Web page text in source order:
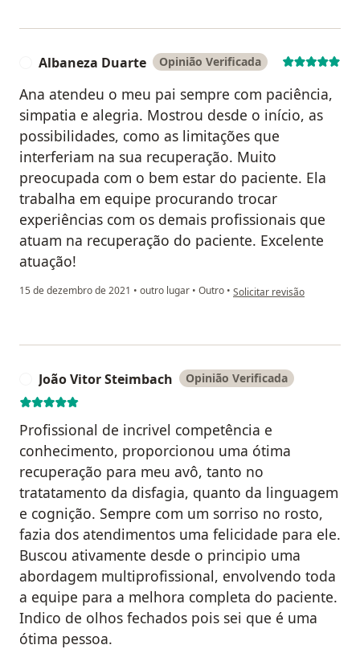
Albaneza Duarte Opinião Verificada
Ana atendeu o meu pai sempre com paciência,
simpatia e alegria. Mostrou desde o início, as
possibilidades, como as limitações que
interferiam na sua recuperação. Muito
preocupada com o bem estar do paciente. Ela
trabalha em equipe procurando trocar
experiências com os demais profissionais que
atuam na recuperação do paciente. Excelente
atuação!
15 de dezembro de 2021 • outro lugar • Outro • na opinião do utilizador
Solicitar revisão
João Vitor Steimbach Opinião Verificada
Profissional de incrivel competência e
conhecimento, proporcionou uma ótima
recuperação para meu avô, tanto no
tratatamento da disfagia, quanto da linguagem
e cognição. Sempre com um sorriso no rosto,
fazia dos atendimentos uma felicidade para ele.
Buscou ativamente desde o principio uma
abordagem multiprofissional, envolvendo toda
a equipe para a melhora completa do paciente.
Indico de olhos fechados pois sei que é uma
ótima pessoa.